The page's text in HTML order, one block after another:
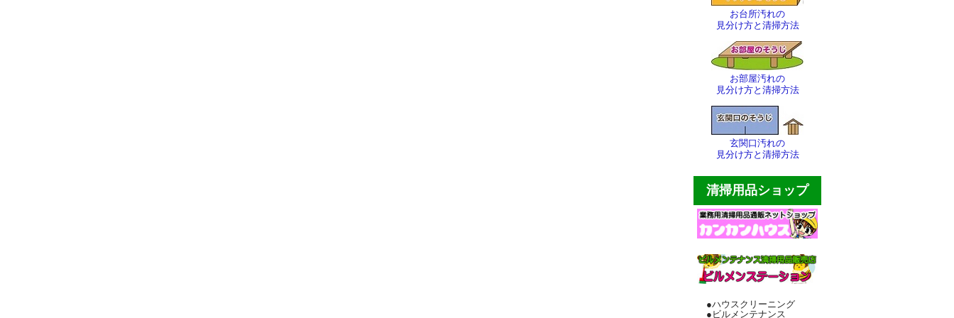
お台所汚れの
見分け方と清掃方法
お部屋汚れの
見分け方と清掃方法
玄関口汚れの
見分け方と清掃方法
清掃用品ショップ
●ハウスクリーニング
●ビルメンテナンス